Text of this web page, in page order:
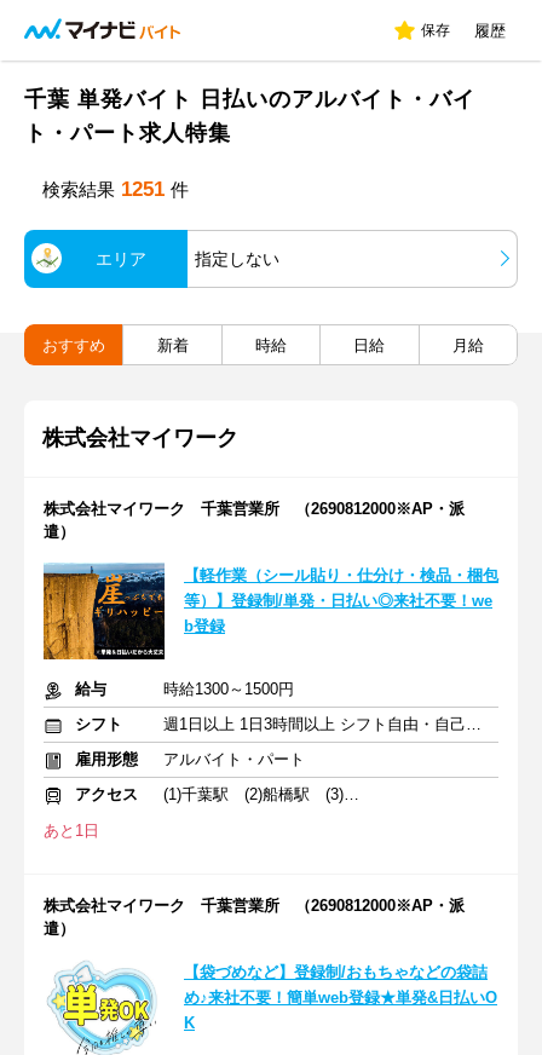
保存 履歴
千葉 単発バイト 日払いのアルバイト・バイ
ト・パート求人特集
検索結果 1251 件
エリア 指定しない
おすすめ 新着 時給 日給 月給
株式会社マイワーク
株式会社マイワーク 千葉営業所 （2690812000※AP・派
遣）
【軽作業（シール貼り・仕分け・検品・梱包
等）】登録制/単発・日払い◎来社不要！we
b登録
給与
時給1300～1500円
シフト
週1日以上 1日3時間以上 シフト自由・自己申告
雇用形態
アルバイト・パート
アクセス
(1)千葉駅 (2)船橋駅 (3)新小岩駅
あと1日
株式会社マイワーク 千葉営業所 （2690812000※AP・派
遣）
【袋づめなど】登録制/おもちゃなどの袋詰
め♪来社不要！簡単web登録★単発&日払いO
K